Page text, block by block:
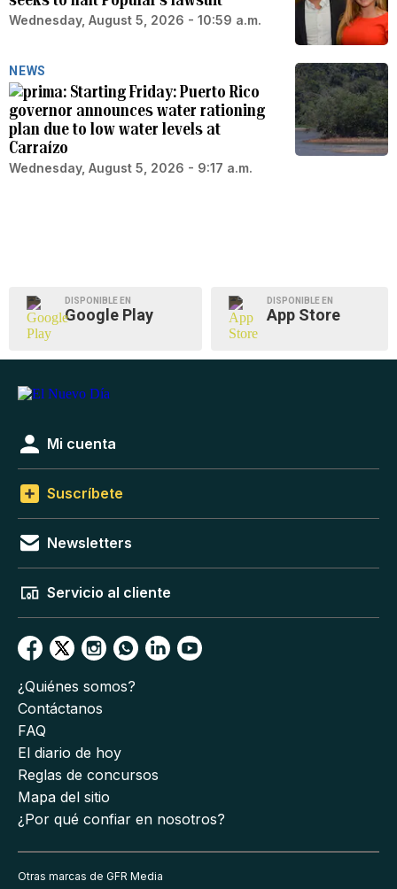
Wednesday, August 5, 2026 - 10:59 a.m.
NEWS
Starting Friday: Puerto Rico
governor announces water rationing
plan due to low water levels at
Carraízo
Wednesday, August 5, 2026 - 9:17 a.m.
DISPONIBLE EN
Google Play
DISPONIBLE EN
App Store
Mi cuenta
Suscríbete
Newsletters
Servicio al cliente
¿Quiénes somos?
Contáctanos
FAQ
El diario de hoy
Reglas de concursos
Mapa del sitio
¿Por qué confiar en nosotros?
Otras marcas de GFR Media